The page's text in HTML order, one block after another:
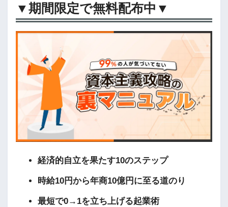
▼期間限定で無料配布中▼
経済的自立を果たす10のステップ
時給10円から年商10億円に至る道のり
最短で0→1を立ち上げる起業術